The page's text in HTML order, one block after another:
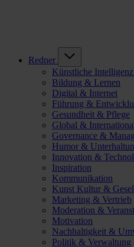
Redner
Künstliche
Bildung & Lernen
Digital & Internet
Führung &
Gesundheit & Pflege
Global &
Governance &
Humor &
Innovation &
Inspiration
Kommunikation
Kunst Kultur &
Marketing & Vertrieb
Moderation &
Motivation
Nachhaltigkeit &
Politik & Verwaltung